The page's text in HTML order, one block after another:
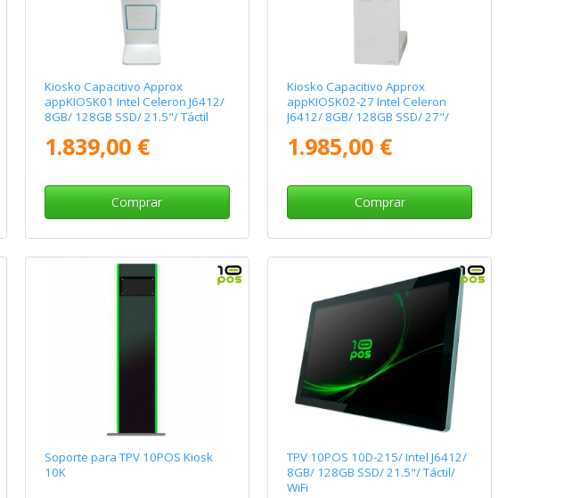
Kiosko Capacitivo Approx
appKIOSK01 Intel Celeron J6412/
8GB/ 128GB SSD/ 21.5"/ Táctil
1.839,00 €
Comprar
Kiosko Capacitivo Approx
appKIOSK02-27 Intel Celeron
J6412/ 8GB/ 128GB SSD/ 27"/
1.985,00 €
Comprar
Soporte para TPV 10POS Kiosk
10K
TPV 10POS 10D-215/ Intel J6412/
8GB/ 128GB SSD/ 21.5"/ Táctil/
WiFi